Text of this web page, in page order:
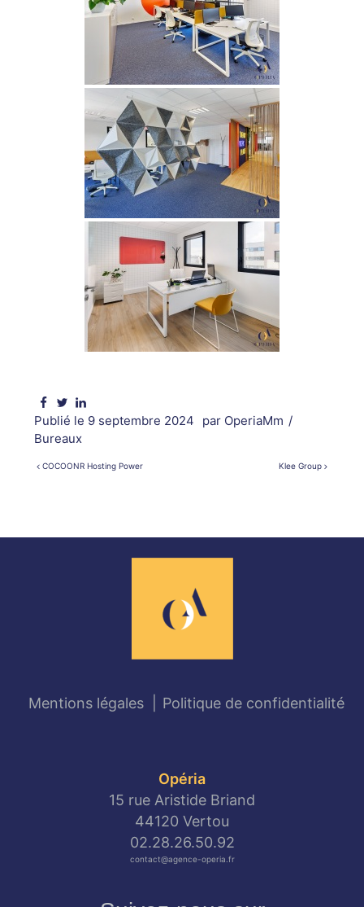
Publié le 9 septembre 2024 par OperiaMm /
Bureaux
COCOONR Hosting Power Klee Group
Mentions légales Politique de confidentialité
Opéria
15 rue Aristide Briand
44120 Vertou
02.28.26.50.92
contact@agence-operia.fr